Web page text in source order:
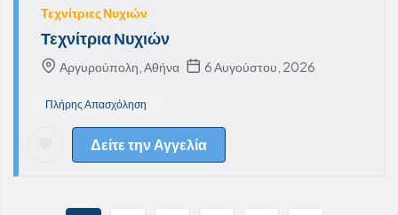
Τεχνίτριες Νυχιών
Τεχνίτρια Νυχιών
Αργυρούπολη, Αθήνα 6 Αυγούστου, 2026
Πλήρης Απασχόληση
Δείτε την Αγγελία